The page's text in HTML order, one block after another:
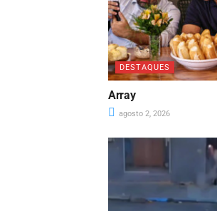
DESTAQUES
Array
agosto 2, 2026